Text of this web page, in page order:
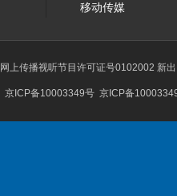
移动传媒
网上传播视听节目许可证号0102002 新
京ICP备10003349号 京ICP备